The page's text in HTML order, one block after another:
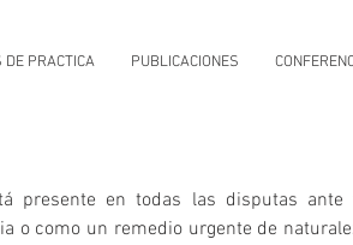
DE PRACTICA PUBLICACIONES
presente en todas las disputas ante
o como un remedio urgente de